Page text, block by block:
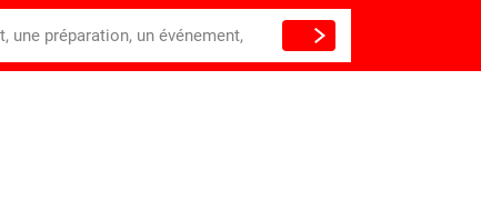
une préparation, un événement,